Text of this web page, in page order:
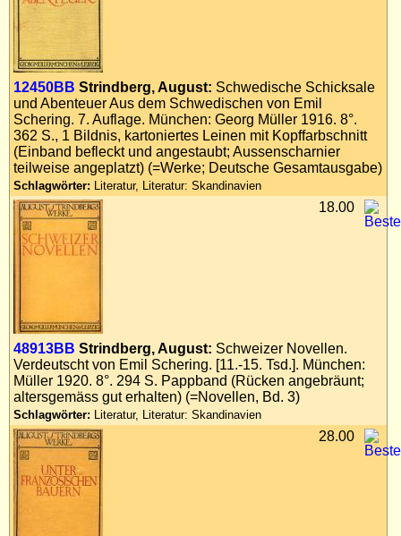
Sammlersoftware
Links
Impressum
Datenschutz
12450BB Strindberg, August: Schwedische Schicksale
und Abenteuer Aus dem Schwedischen von Emil
Schering. 7. Auflage. München: Georg Müller 1916. 8°.
362 S., 1 Bildnis, kartoniertes Leinen mit Kopffarbschnitt
(Einband befleckt und angestaubt; Aussenscharnier
teilweise angeplatzt) (=Werke; Deutsche Gesamtausgabe)
Schlagwörter: Literatur, Literatur: Skandinavien
48913BB Strindberg, August: Schweizer Novellen.
Verdeutscht von Emil Schering. [11.-15. Tsd.]. München:
Müller 1920. 8°. 294 S. Pappband (Rücken angebräunt;
altersgemäss gut erhalten) (=Novellen, Bd. 3)
Schlagwörter: Literatur, Literatur: Skandinavien
18.00
28.00